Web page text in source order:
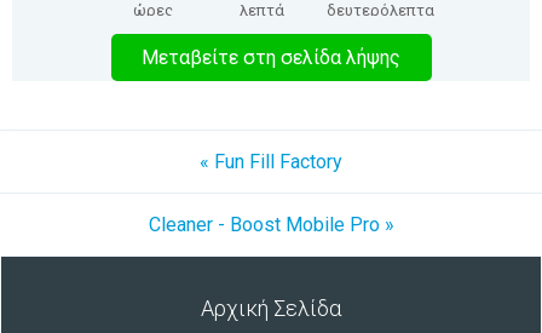
ώρες λεπτά δευτερόλεπτα
Μεταβείτε στη σελίδα λήψης
« Fun Fill Factory
Cleaner - Boost Mobile Pro »
Αρχική Σελίδα